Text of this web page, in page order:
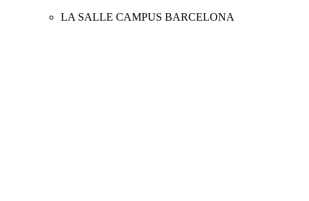
LA SALLE CAMPUS BARCELONA